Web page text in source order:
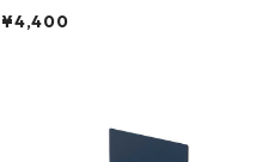
AKU Timeless 100パーセント ス
¥4,400